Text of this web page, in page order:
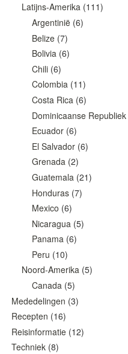
Latijns-Amerika (111)
Argentinië (6)
Belize (7)
Bolivia (6)
Chili (6)
Colombia (11)
Costa Rica (6)
Dominicaanse Republiek
Ecuador (6)
El Salvador (6)
Grenada (2)
Guatemala (21)
Honduras (7)
Mexico (6)
Nicaragua (5)
Panama (6)
Peru (10)
Noord-Amerika (5)
Canada (5)
Mededelingen (3)
Recepten (16)
Reisinformatie (12)
Techniek (8)